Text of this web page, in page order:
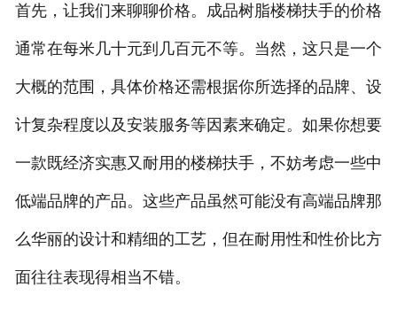
首先，让我们来聊聊价格。成品树脂楼梯扶手的价格
通常在每米几十元到几百元不等。当然，这只是一个
大概的范围，具体价格还需根据你所选择的品牌、设
计复杂程度以及安装服务等因素来确定。如果你想要
一款既经济实惠又耐用的楼梯扶手，不妨考虑一些中
低端品牌的产品。这些产品虽然可能没有高端品牌那
么华丽的设计和精细的工艺，但在耐用性和性价比方
面往往表现得相当不错。